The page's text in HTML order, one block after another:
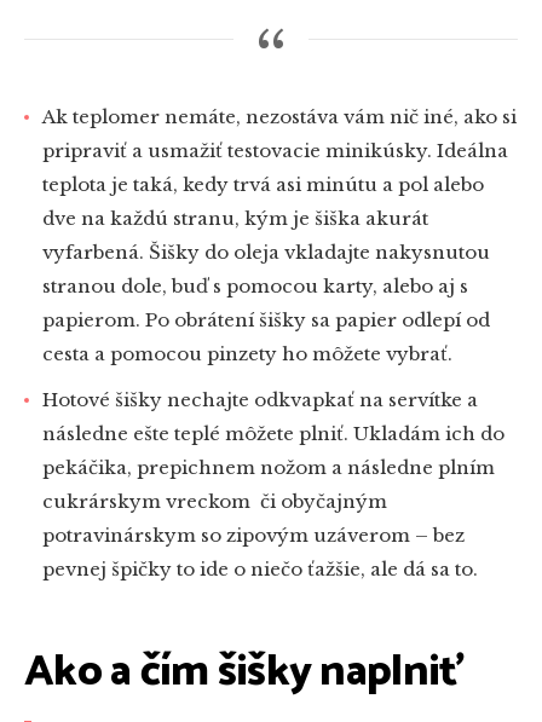
Ak teplomer nemáte, nezostáva vám nič iné, ako si
pripraviť a usmažiť testovacie minikúsky. Ideálna
teplota je taká, kedy trvá asi minútu a pol alebo
dve na každú stranu, kým je šiška akurát
vyfarbená. Šišky do oleja vkladajte nakysnutou
stranou dole, buď s pomocou karty, alebo aj s
papierom. Po obrátení šišky sa papier odlepí od
cesta a pomocou pinzety ho môžete vybrať.
Hotové šišky nechajte odkvapkať na servítke a
následne ešte teplé môžete plniť. Ukladám ich do
pekáčika, prepichnem nožom a následne plním
cukrárskym vreckom či obyčajným
potravinárskym so zipovým uzáverom – bez
pevnej špičky to ide o niečo ťažšie, ale dá sa to.
Ako a čím šišky naplniť